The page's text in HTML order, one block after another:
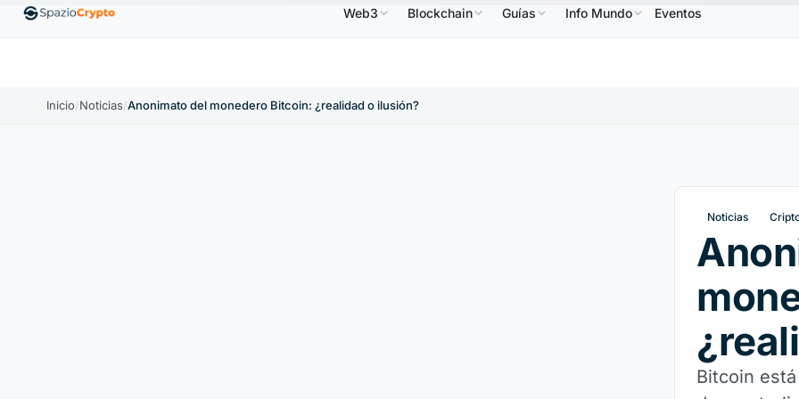
EthereumETH1880,58 US$ ↑0.00% BNB BNB586,64 US$ ↑2.10% USDC USDC0,9995 US$ ↑0.00% XRP
Web3 Blockchain Guías Info Mundo Eventos
Inicio/Noticias/Anonimato del monedero Bitcoin: ¿realidad o ilusión?
Noticias
Bitcoin